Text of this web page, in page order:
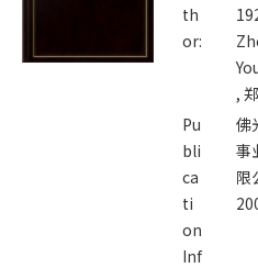
th
or:
,
Pu
bli
ca
ti
on
Inf
佛
事
限